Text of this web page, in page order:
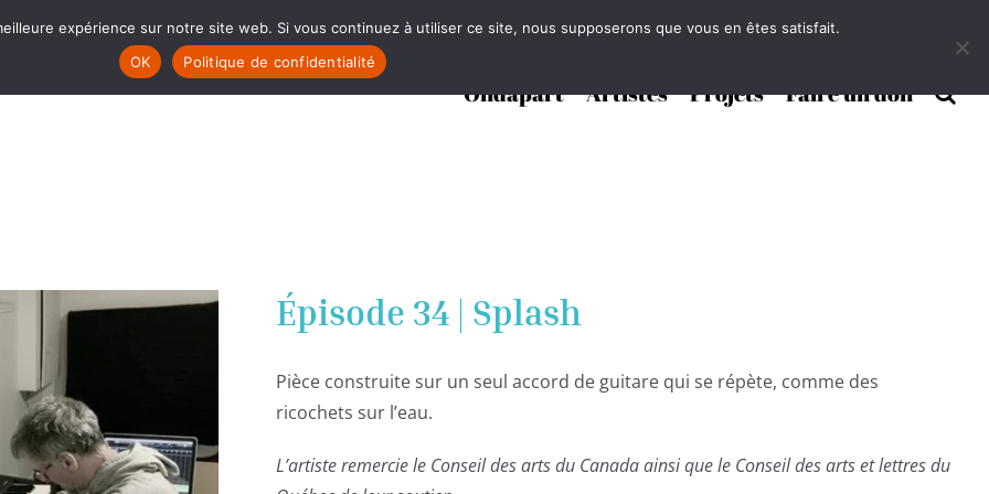
Ondapart Artistes Projets Faire un don
Épisode 34 | Splash
Pièce construite sur un seul accord de guitare qui se répète, comme des
ricochets sur l’eau.
L’artiste remercie le Conseil des arts du Canada ainsi que le Conseil des arts et lettres du
expérience sur notre site web. Si vous continuez à utiliser ce site, nous supposerons que vous en êtes satisfait.
OK
Politique de confidentialité